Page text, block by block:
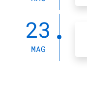
23
MAG